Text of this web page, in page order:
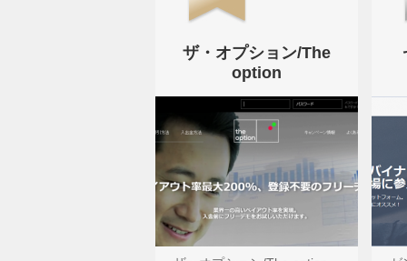
ザ・オプション/The
option